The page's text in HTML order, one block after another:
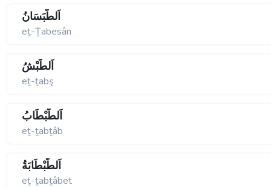
اَلطَّبَسَانُ
eṯ-Ṯabesân
اَلطَّبْشُ
eṯ-ṯabş
اَلطَّبْطَابُ
eṯ-ṯabṯâb
اَلطَّبْطَابَةُ
eṯ-ṯabṯâbet